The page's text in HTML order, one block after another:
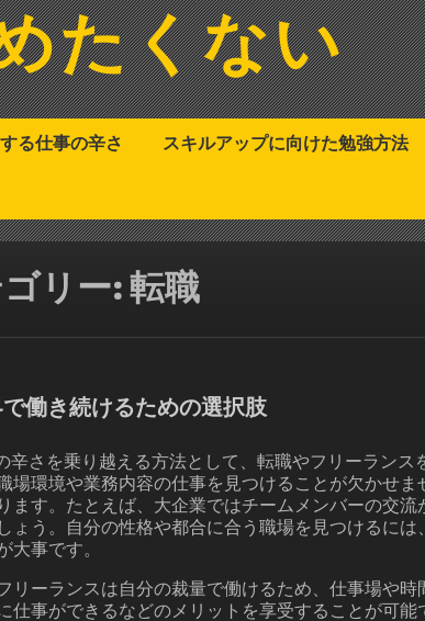
たくない
る仕事の辛さ スキルアップに向けた勉強方法
リー:転職
で働き続けるための選択肢
辛さを乗り越える方法として、転職やフリーラン
場環境や業務内容の仕事を見つけることが欠かせ
ます。たとえば、大企業ではチームメンバーの交
ょう。自分の性格や都合に合う職場を見つけるに
大事です。
リーランスは自分の裁量で働けるため、仕事場や
仕事ができるなどのメリットを享受することが可